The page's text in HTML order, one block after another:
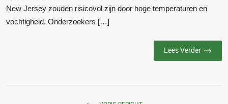
New Jersey zouden risicovol zijn door hoge temperaturen en
vochtigheid. Onderzoekers […]
Lees Verder